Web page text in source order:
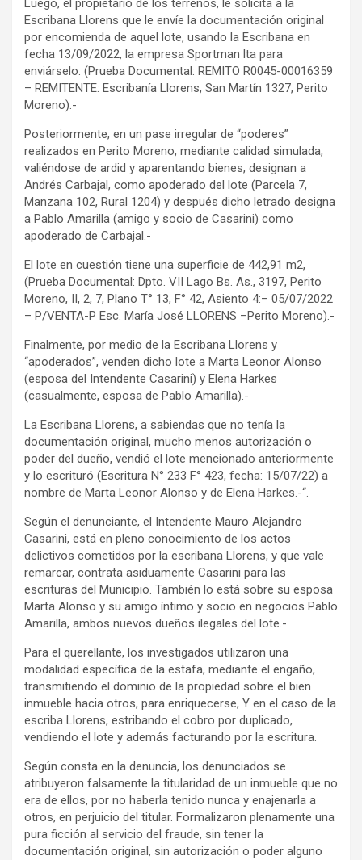
Luego, el propietario de los terrenos, le solicita a la
Escribana Llorens que le envíe la documentación original
por encomienda de aquel lote, usando la Escribana en
fecha 13/09/2022, la empresa Sportman lta para
enviárselo. (Prueba Documental: REMITO R0045-00016359
– REMITENTE: Escribanía Llorens, San Martín 1327, Perito
Moreno).-
Posteriormente, en un pase irregular de “poderes”
realizados en Perito Moreno, mediante calidad simulada,
valiéndose de ardid y aparentando bienes, designan a
Andrés Carbajal, como apoderado del lote (Parcela 7,
Manzana 102, Rural 1204) y después dicho letrado designa
a Pablo Amarilla (amigo y socio de Casarini) como
apoderado de Carbajal.-
El lote en cuestión tiene una superficie de 442,91 m2,
(Prueba Documental: Dpto. VII Lago Bs. As., 3197, Perito
Moreno, II, 2, 7, Plano T° 13, F° 42, Asiento 4:– 05/07/2022
– P/VENTA-P Esc. María José LLORENS –Perito Moreno).-
Finalmente, por medio de la Escribana Llorens y
“apoderados”, venden dicho lote a Marta Leonor Alonso
(esposa del Intendente Casarini) y Elena Harkes
(casualmente, esposa de Pablo Amarilla).-
La Escribana Llorens, a sabiendas que no tenía la
documentación original, mucho menos autorización o
poder del dueño, vendió el lote mencionado anteriormente
y lo escrituró (Escritura N° 233 F° 423, fecha: 15/07/22) a
nombre de Marta Leonor Alonso y de Elena Harkes.-“.
Según el denunciante, el Intendente Mauro Alejandro
Casarini, está en pleno conocimiento de los actos
delictivos cometidos por la escribana Llorens, y que vale
remarcar, contrata asiduamente Casarini para las
escrituras del Municipio. También lo está sobre su esposa
Marta Alonso y su amigo íntimo y socio en negocios Pablo
Amarilla, ambos nuevos dueños ilegales del lote.-
Para el querellante, los investigados utilizaron una
modalidad específica de la estafa, mediante el engaño,
transmitiendo el dominio de la propiedad sobre el bien
inmueble hacia otros, para enriquecerse, Y en el caso de la
escriba Llorens, estribando el cobro por duplicado,
vendiendo el lote y además facturando por la escritura.
Según consta en la denuncia, los denunciados se
atribuyeron falsamente la titularidad de un inmueble que no
era de ellos, por no haberla tenido nunca y enajenarla a
otros, en perjuicio del titular. Formalizaron plenamente una
pura ficción al servicio del fraude, sin tener la
documentación original, sin autorización o poder alguno